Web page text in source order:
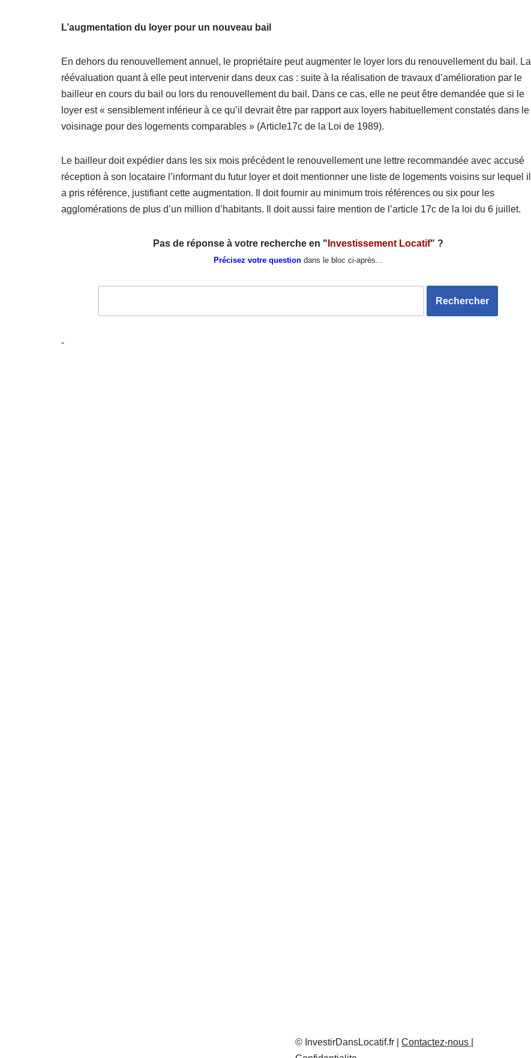
L’augmentation du loyer pour un nouveau bail
En dehors du renouvellement annuel, le propriétaire peut augmenter le loyer lors du renouvellement du bail. La
réévaluation quant à elle peut intervenir dans deux cas : suite à la réalisation de travaux d’amélioration par le
bailleur en cours du bail ou lors du renouvellement du bail. Dans ce cas, elle ne peut être demandée que si le
loyer est « sensiblement inférieur à ce qu’il devrait être par rapport aux loyers habituellement constatés dans le
voisinage pour des logements comparables » (Article17c de la Loi de 1989).
Le bailleur doit expédier dans les six mois précédent le renouvellement une lettre recommandée avec accusé
réception à son locataire l’informant du futur loyer et doit mentionner une liste de logements voisins sur lequel il
a pris référence, justifiant cette augmentation. Il doit fournir au minimum trois références ou six pour les
agglomérations de plus d’un million d’habitants. Il doit aussi faire mention de l’article 17c de la loi du 6 juillet.
Pas de réponse à votre recherche en " Investissement Locatif" ?
Précisez votre questiondans le bloc ci-après...
-
© InvestirDansLocatif.fr | Contactez-nous